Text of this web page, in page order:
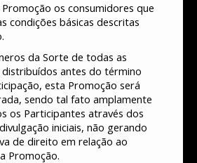
os consumidores que
condições básicas descritas
da Sorte de todas as
antes do término
esta Promoção será
sendo tal fato amplamente
os Participantes através dos
iniciais, não gerando
de direito em relação ao
Promoção.